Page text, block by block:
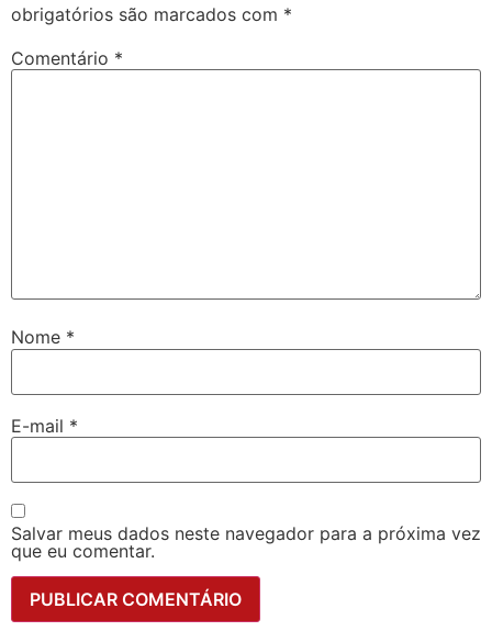
obrigatórios são marcados com *
Comentário *
Nome *
E-mail *
Salvar meus dados neste navegador para a próxima vez
que eu comentar.